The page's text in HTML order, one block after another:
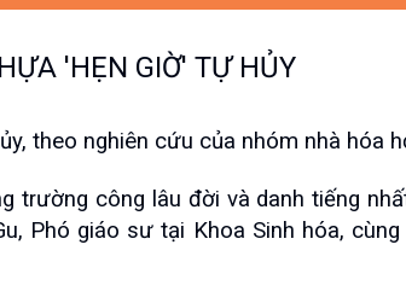
'HẸN GIỜ' TỰ HỦY
theo nghiên cứu của nhóm nhà hóa
công lâu đời và danh tiếng
Phó giáo sư tại Khoa Sinh hóa,